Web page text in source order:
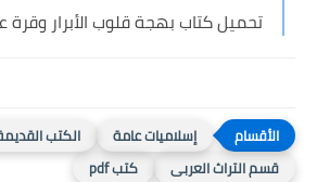
تحميل كتاب بهجة قلوب الأبرار وقرة
إسلاميات عامة
الكتب
قسم التراث العربى
كتب pdf